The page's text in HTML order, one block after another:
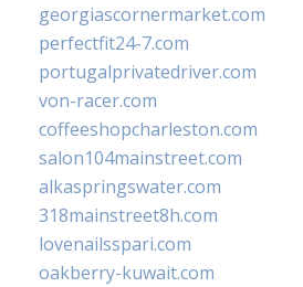
georgiascornermarket.com
perfectfit24-7.com
portugalprivatedriver.com
von-racer.com
coffeeshopcharleston.com
salon104mainstreet.com
alkaspringswater.com
318mainstreet8h.com
lovenailsspari.com
oakberry-kuwait.com